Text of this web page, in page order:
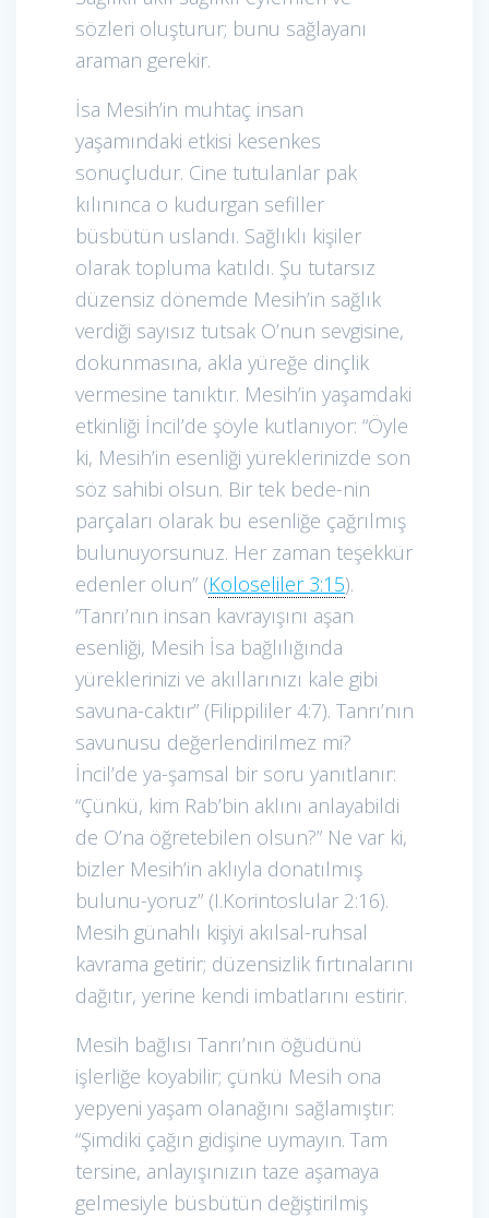
sözleri oluşturur; bunu sağlayanı
araman gerekir.
İsa Mesih’in muhtaç insan
yaşamındaki etkisi kesenkes
sonuçludur. Cine tutulanlar pak
kılınınca o kudurgan sefiller
büsbütün uslandı. Sağlıklı kişiler
olarak topluma katıldı. Şu tutarsız
düzensiz dönemde Mesih’in sağlık
verdiği sayısız tutsak O’nun sevgisine,
dokunmasına, akla yüreğe dinçlik
vermesine tanıktır. Mesih’in yaşamdaki
etkinliği İncil’de şöyle kutlanıyor: “Öyle
ki, Mesih’in esenliği yüreklerinizde son
söz sahibi olsun. Bir tek bede-nin
parçaları olarak bu esenliğe çağrılmış
bulunuyorsunuz. Her zaman teşekkür
edenler olun” (Koloseliler 3:15).
“Tanrı’nın insan kavrayışını aşan
esenliği, Mesih İsa bağlılığında
yüreklerinizi ve akıllarınızı kale gibi
savuna-caktır” (Filippililer 4:7). Tanrı’nın
savunusu değerlendirilmez mi?
İncil’de ya-şamsal bir soru yanıtlanır:
“Çünkü, kim Rab’bin aklını anlayabildi
de O’na öğretebilen olsun?” Ne var ki,
bizler Mesih’in aklıyla donatılmış
bulunu-yoruz” (I.Korintoslular 2:16).
Mesih günahlı kişiyi akılsal-ruhsal
kavrama getirir; düzensizlik fırtınalarını
dağıtır, yerine kendi imbatlarını estirir.
Mesih bağlısı Tanrı’nın öğüdünü
işlerliğe koyabilir; çünkü Mesih ona
yepyeni yaşam olanağını sağlamıştır:
“Şimdiki çağın gidişine uymayın. Tam
tersine, anlayışınızın taze aşamaya
gelmesiyle büsbütün değiştirilmiş